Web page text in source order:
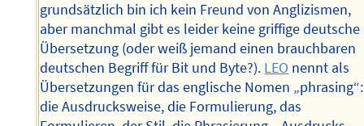
grundsätzlich bin ich kein Freund von Anglizismen,
aber manchmal gibt es leider keine griffige deutsche
Übersetzung (oder weiß jemand einen brauchbaren
deutschen Begriff für Bit und Byte?). LEO nennt als
Übersetzungen für das englische Nomen „phrasing“:
die Ausdrucksweise, die Formulierung, das